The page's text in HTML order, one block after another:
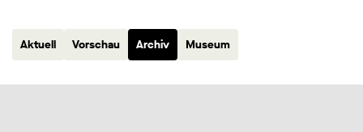
Aktuell Vorschau Archiv Museum